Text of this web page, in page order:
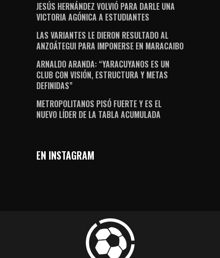
JESÚS HERNÁNDEZ VOLVIÓ PARA DARLE UNA
VICTORIA AGÓNICA A ESTUDIANTES
LAS VARIANTES LE DIERON RESULTADO AL
ANZOÁTEGUI PARA IMPONERSE EN MARACAIBO
ARNALDO ARANDA: “YARACUYANOS ES UN
CLUB CON VISIÓN, ESTRUCTURA Y METAS
DEFINIDAS”
METROPOLITANOS PISÓ FUERTE Y ES EL
NUEVO LÍDER DE LA TABLA ACUMULADA
EN INSTAGRAM